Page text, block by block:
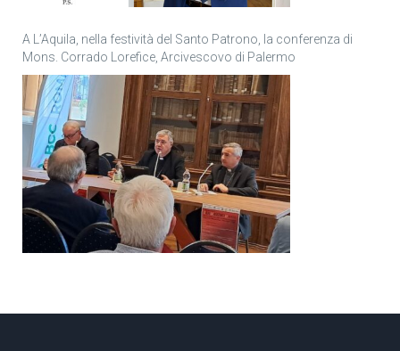
A L’Aquila, nella festività del Santo Patrono, la conferenza di
Mons. Corrado Lorefice, Arcivescovo di Palermo